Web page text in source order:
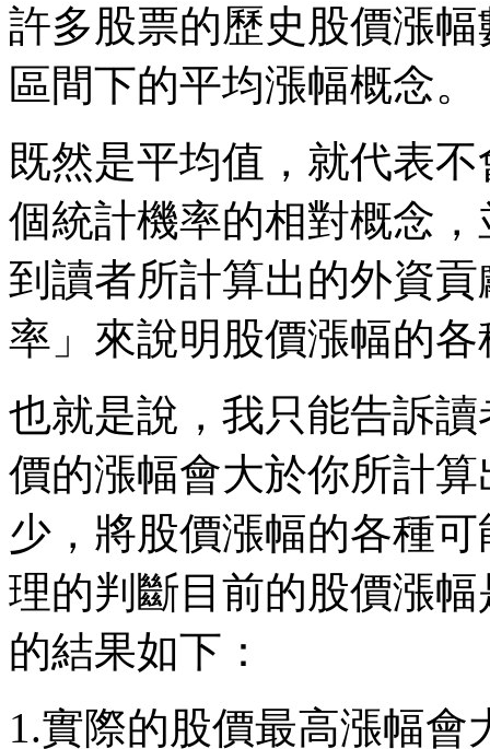
許多股票的歷史股價漲
區間下的平均漲幅概念。
既然是平均值，就代表
個統計機率的相對概念
到讀者所計算出的外資
率」來說明股價漲幅的
也就是說，我只能告訴
價的漲幅會大於你所計
少，將股價漲幅的各種
理的判斷目前的股價漲
的結果如下：
1.實際的股價最高漲幅